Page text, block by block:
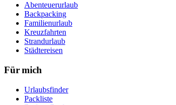
Abenteuerurlaub
Backpacking
Familienurlaub
Kreuzfahrten
Strandurlaub
Städtereisen
Für mich
Urlaubsfinder
Packliste